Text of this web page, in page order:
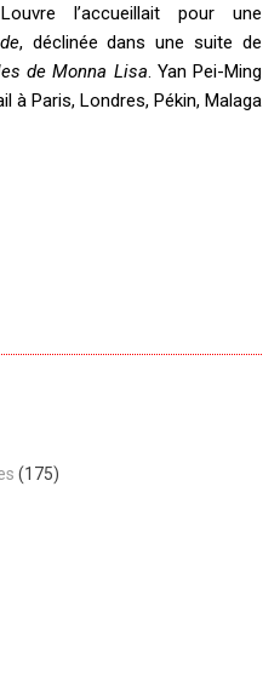
l’accueillait pour une
, déclinée dans une suite de
de Monna Lisa . Yan Pei-Ming
à Paris, Londres, Pékin, Malaga
(175)